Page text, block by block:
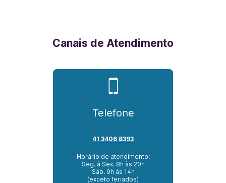
Canais de Atendimento
Telefone
41 3406 8393
Horário de atendimento:
Seg. à Sex. 8h às 20h
Sáb. 9h às 14h
(exceto feriados)